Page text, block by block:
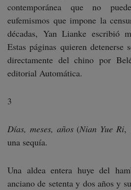
contemporánea que no
eufemismos que impone la
décadas, Yan Lianke escribió
Estas páginas quieren detenerse
directamente del chino por
editorial Automática.
3
Días, meses, años(Nian Yue Ri,
una sequía.
Una aldea entera huye del
anciano de setenta y dos años y